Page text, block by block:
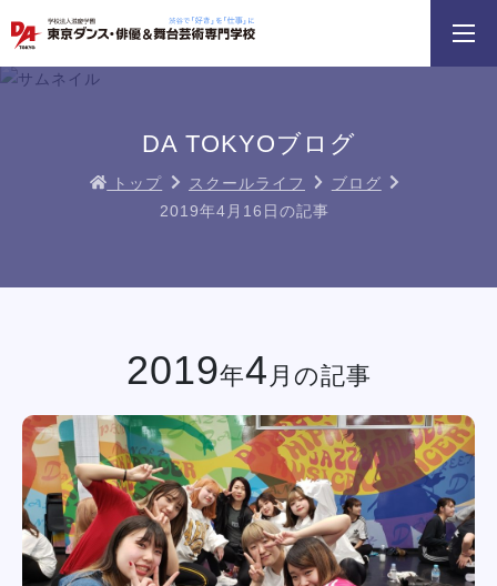
学科・専攻 資料請求 オープンキャンパス
DA TOKYOブログ
トップ スクールライフ
ブログ
2019年4月16日の記事
2019年4 月の記事
学校紹介